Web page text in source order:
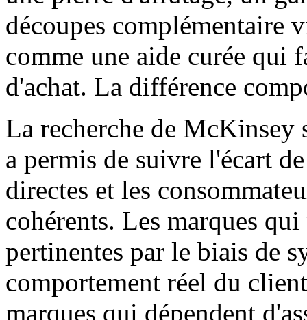
découpes complémentaire
comme une aide curée qui
d'achat. La différence
La recherche de
a permis de suivre l'écart
directes et les
cohérents. Les marques
pertinentes par le biais de
comportement réel du
marques qui dépendent